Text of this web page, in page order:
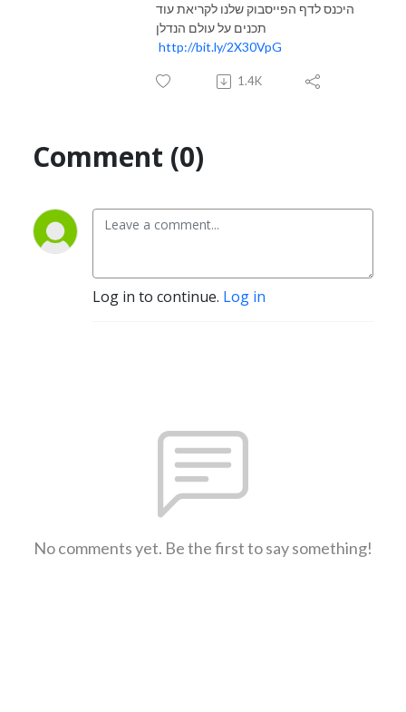
היכנס לדף הפייסבוק שלנו לקריאת עוד
תכנים על עולם הנדלן
http://bit.ly/2X30VpG
1.4K
Comment (0)
Log in to continue. Log in
No comments yet. Be the first to say something!